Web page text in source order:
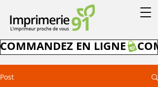
COMMANDEZ EN LIGNE
Post